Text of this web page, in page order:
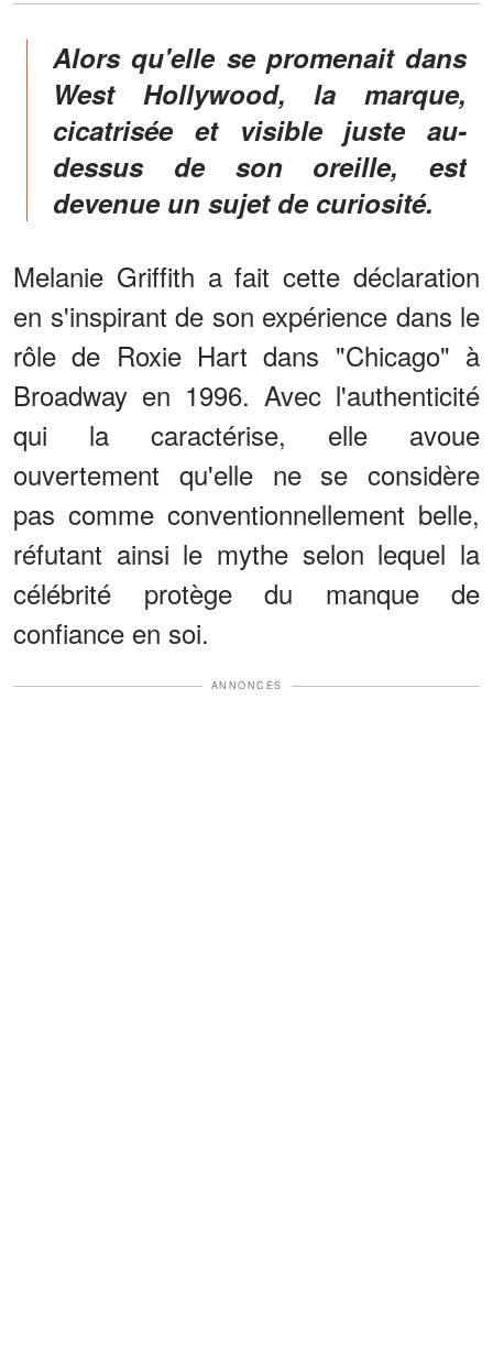
Alors qu'elle se promenait dans
West Hollywood, la marque,
cicatrisée et visible juste au-
dessus de son oreille, est
devenue un sujet de curiosité.
Melanie Griffith a fait cette déclaration
en s'inspirant de son expérience dans le
rôle de Roxie Hart dans "Chicago" à
Broadway en 1996. Avec l'authenticité
qui la caractérise, elle avoue
ouvertement qu'elle ne se considère
pas comme conventionnellement belle,
réfutant ainsi le mythe selon lequel la
célébrité protège du manque de
confiance en soi.
ANNONCES